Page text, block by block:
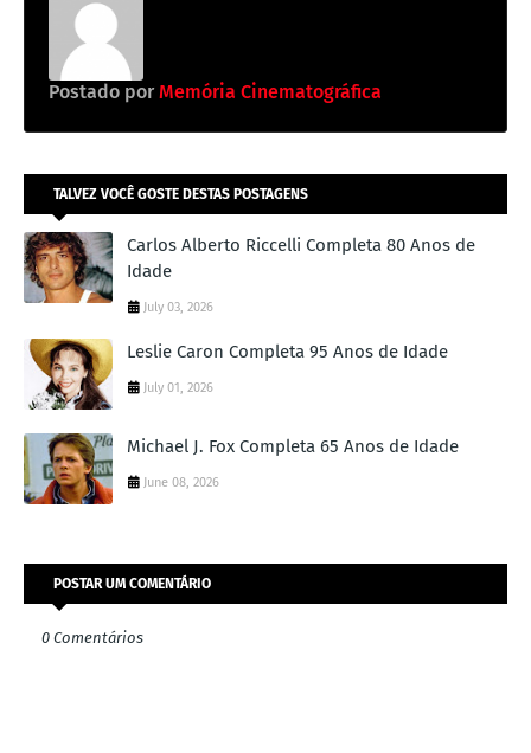
Postado por Memória Cinematográfica
TALVEZ VOCÊ GOSTE DESTAS POSTAGENS
Carlos Alberto Riccelli Completa 80 Anos de
Idade
July 03, 2026
Leslie Caron Completa 95 Anos de Idade
July 01, 2026
Michael J. Fox Completa 65 Anos de Idade
June 08, 2026
POSTAR UM COMENTÁRIO
0 Comentários